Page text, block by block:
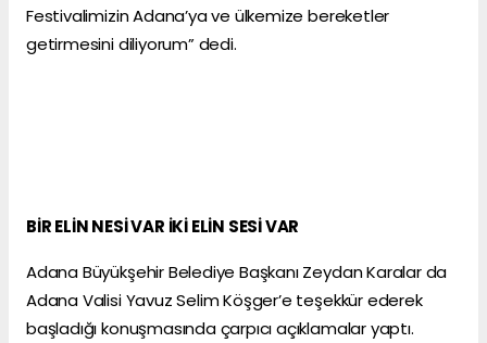
Festivalimizin Adana’ya ve ülkemize bereketler
getirmesini diliyorum” dedi.
BİR ELİN NESİ VAR İKİ ELİN SESİ VAR
Adana Büyükşehir Belediye Başkanı Zeydan Karalar da
Adana Valisi Yavuz Selim Köşger’e teşekkür ederek
başladığı konuşmasında çarpıcı açıklamalar yaptı.